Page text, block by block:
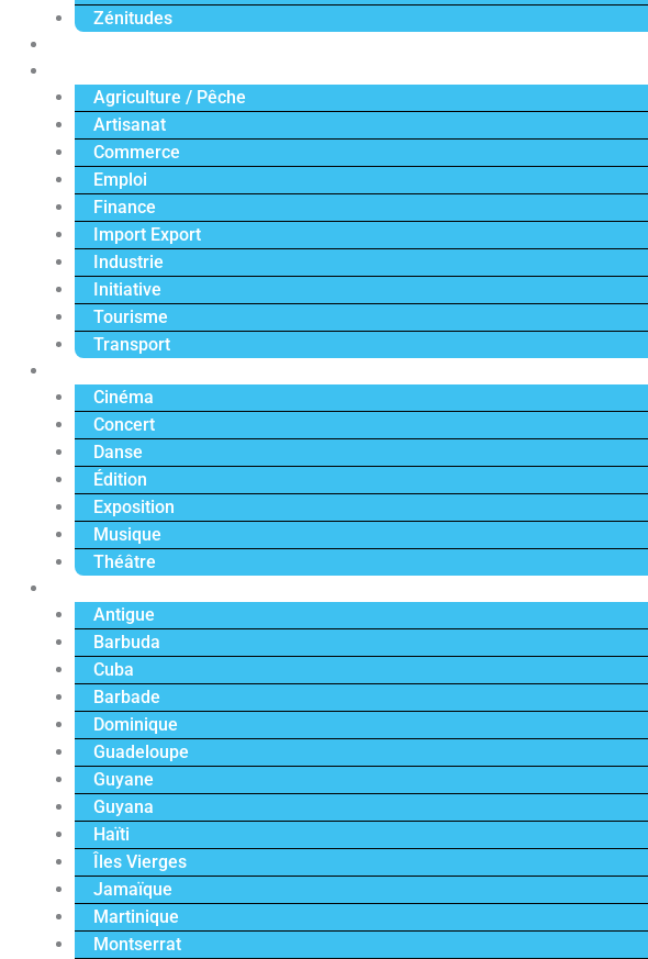
Zénitudes
Agriculture / Pêche
Artisanat
Commerce
Emploi
Finance
Import Export
Industrie
Initiative
Tourisme
Transport
Cinéma
Concert
Danse
Édition
Exposition
Musique
Théâtre
Antigue
Barbuda
Cuba
Barbade
Dominique
Guadeloupe
Guyane
Guyana
Haïti
Îles Vierges
Jamaïque
Martinique
Montserrat